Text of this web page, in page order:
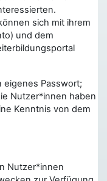
sich mit ihrem
und dem
eigenes Passwort;
Nutzer*innen haben
Kenntnis von dem
Nutzer*innen